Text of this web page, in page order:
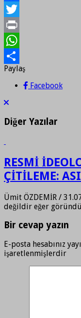
Facebook
Twitter
Print
WhatsApp
Paylaş
Paylaş
Facebook
Diğer Yazılar
RESMİ
ÇİTİLEME:
Ümit ÖZDEMİR /
değildir eğer
Bir cevap yazın
E-posta hesabınız
işaretlenmişlerdir